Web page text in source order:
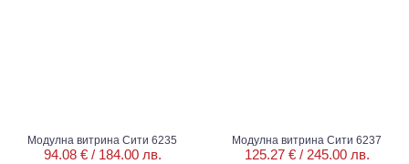
Модулна витрина Сити 6235
94.08 € / 184.00 лв.
Модулна витрина Сити 6237
125.27 € / 245.00 лв.